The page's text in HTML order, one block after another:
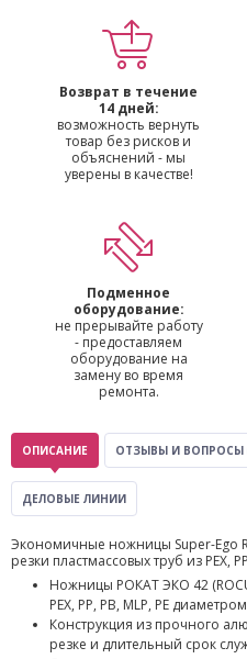
Возврат в течение
14 дней:
возможность вернуть
товар без рисков и
объяснений - мы
уверены в качестве!
Подменное
оборудование:
не прерывайте работу
- предоставляем
оборудование на
замену во время
ремонта.
ОПИСАНИЕ ОТЗЫВЫ И ВОПРОСЫ
ДЕЛОВЫЕ ЛИНИИ
Экономичные ножницы Super-Ego
резки пластмассовых труб из PEX,
Ножницы РОКАТ ЭКО 42
PEX, PP, PB, MLP, PE
Конструкция из прочного
резке и длительный срок